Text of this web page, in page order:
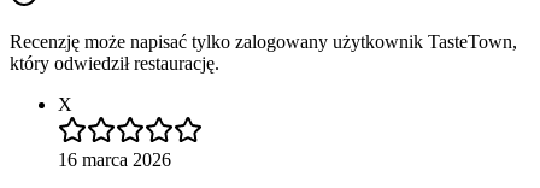
Recenzję może napisać tylko zalogowany użytkownik TasteTown,
który odwiedził restaurację.
X
16 marca 2026